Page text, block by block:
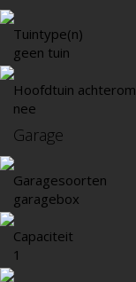
Tuintype(n)
geen tuin
Hoofdtuin achterom
nee
Garage
Garagesoorten
garagebox
Capaciteit
1